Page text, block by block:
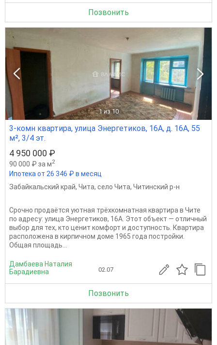
Позвонить
1 из 10
3-комн квартира, улица Энергетиков, 16А, д. 16А, 55
м², 3/4 эт.
4 950 000 ₽
90 000 ₽ за м2
Ипотека от 26 346 ₽ в месяц
Забайкальский край, Чита, село Чита, Читинский р-н
Срочно продаётся уютная трёхкомнатная квартира в Чите
по адресу: улица Энергетиков, 16А. Этот объект — отличный
выбор для тех, кто ценит комфорт и доступность. Квартира
расположена в кирпичном доме 1965 года постройки.
Общая площадь...
Дамбаева Наталия
Барадиевна
02.07
Позвонить